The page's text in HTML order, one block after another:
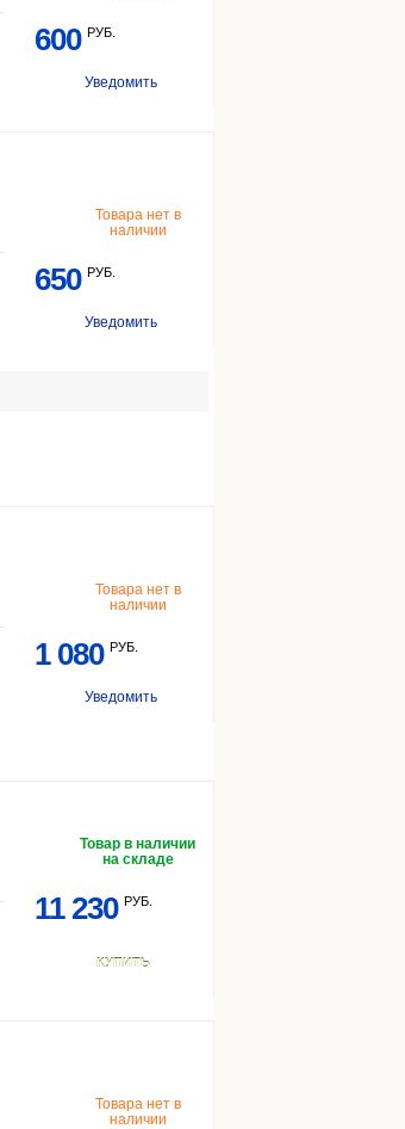
600 РУБ.
Уведомить
Товара нет в
наличии
650 РУБ.
Уведомить
Товара нет в
наличии
1 080 РУБ.
Уведомить
Товар в наличии
на складе
11 230 РУБ.
КУПИТЬ
Товара нет в
наличии